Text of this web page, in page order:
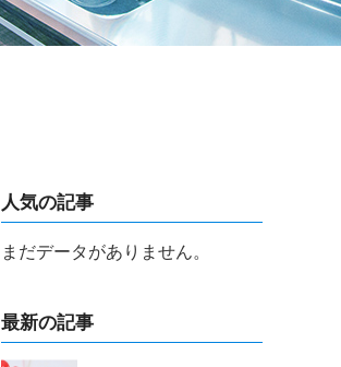
人気の記事
まだデータがありません。
最新の記事